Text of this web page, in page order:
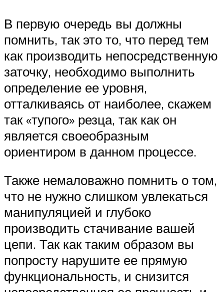
В первую очередь вы должны
помнить, так это то, что перед тем
как производить непосредственную
заточку, необходимо выполнить
определение ее уровня,
отталкиваясь от наиболее, скажем
так «тупого» резца, так как он
является своеобразным
ориентиром в данном процессе.
Также немаловажно помнить о том,
что не нужно слишком увлекаться
манипуляцией и глубоко
производить стачивание вашей
цепи. Так как таким образом вы
попросту нарушите ее прямую
функциональность, и снизится